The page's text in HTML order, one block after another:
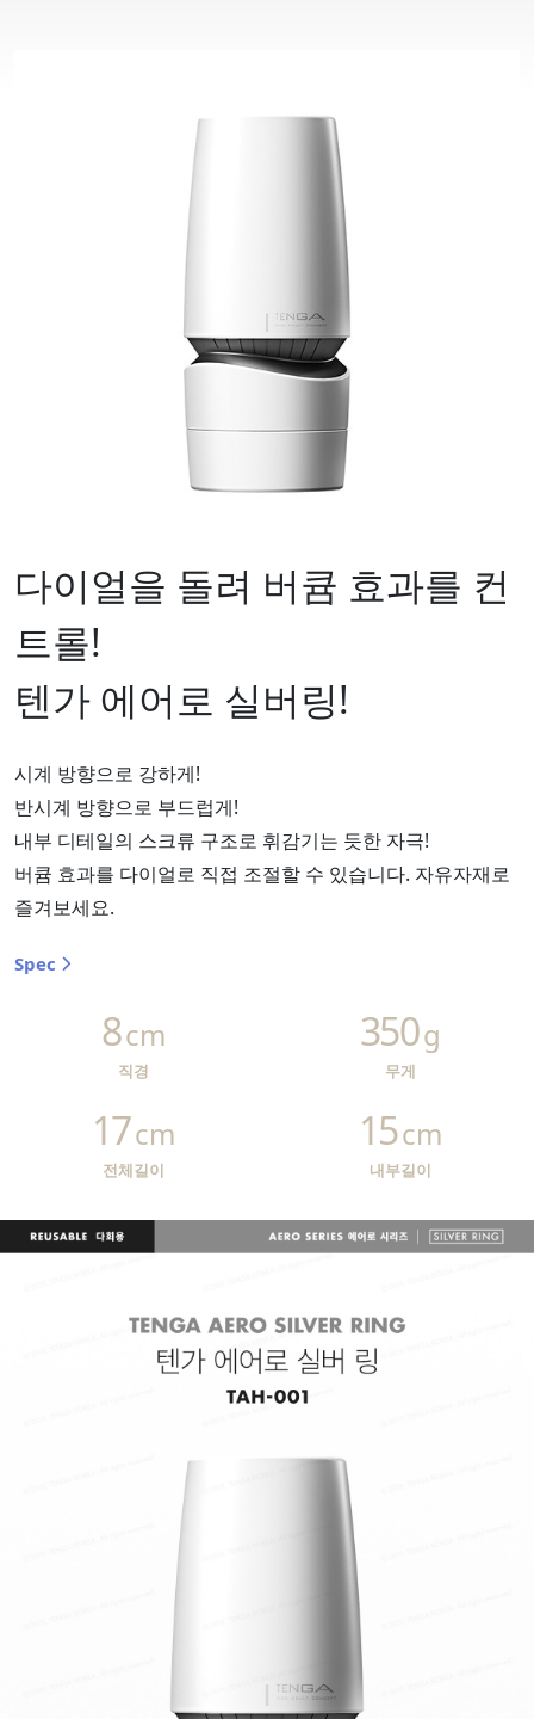
다이얼을 돌려 버큠 효과를 컨
트롤!
텐가 에어로 실버링!
시계 방향으로 강하게!
반시계 방향으로 부드럽게!
내부 디테일의 스크류 구조로 휘감기는 듯한 자극!
버큠 효과를 다이얼로 직접 조절할 수 있습니다. 자유자재로
즐겨보세요.
Spec
직경
8cm
무게
350g
전체길이
17cm
내부길이
15cm